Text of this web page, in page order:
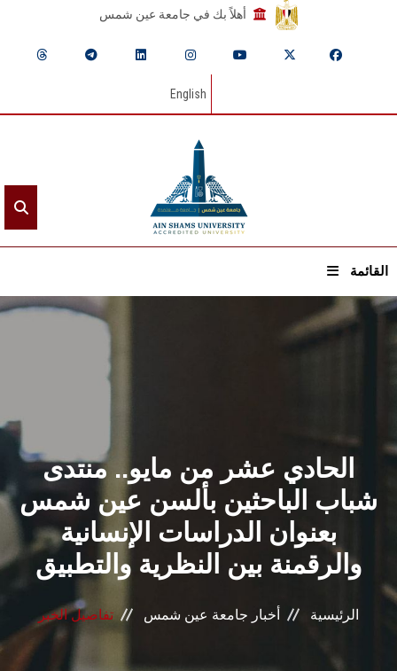
أهلاً بك في جامعة عين شمس
English
القائمة
القطاعـات
الشئون الأكاديمية
البحث العلمي
الرعاية الصحية
المراكز والوحدات
الأنظمة الذكية
الحادي عشر من مايو.. منتدى
شباب الباحثين بألسن عين شمس
بعنوان الدراسات الإنسانية
والرقمنة بين النظرية والتطبيق
الرئيسية أخبار جامعة عين شمس تفاصيل الخبر